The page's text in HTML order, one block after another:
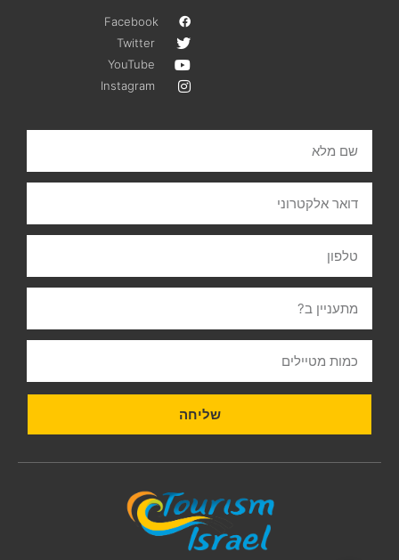
Facebook
Twitter
YouTube
Instagram
שליחה